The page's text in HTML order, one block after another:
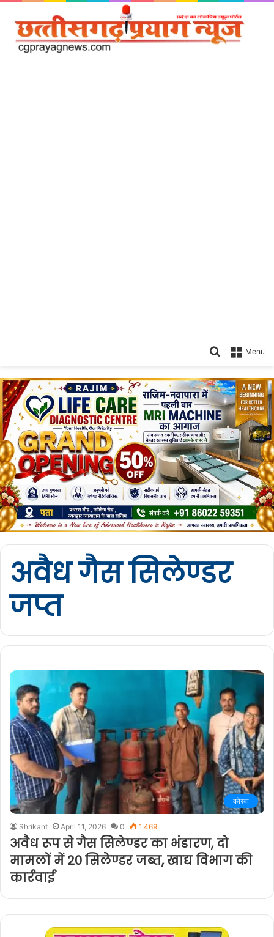
Menu
Search
अवैध गैस सिलेण्डर
जप्त
कोरबा
Shrikant April 11, 2026 0 1,469
अवैध रूप से गैस सिलेण्डर का भंडारण, दो
मामलों में 20 सिलेण्डर जब्त, खाद्य विभाग की
कार्रवाई